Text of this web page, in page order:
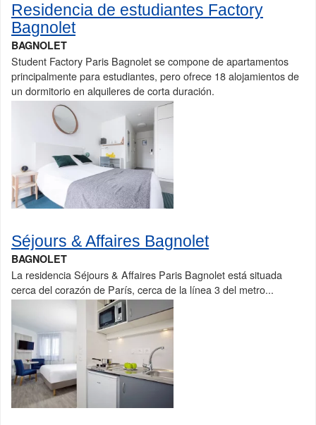
Residencia de estudiantes Factory
Bagnolet
BAGNOLET
Student Factory Paris Bagnolet se compone de apartamentos
principalmente para estudiantes, pero ofrece 18 alojamientos de
un dormitorio en alquileres de corta duración.
Séjours & Affaires Bagnolet
BAGNOLET
La residencia Séjours & Affaires Paris Bagnolet está situada
cerca del corazón de París, cerca de la línea 3 del metro...